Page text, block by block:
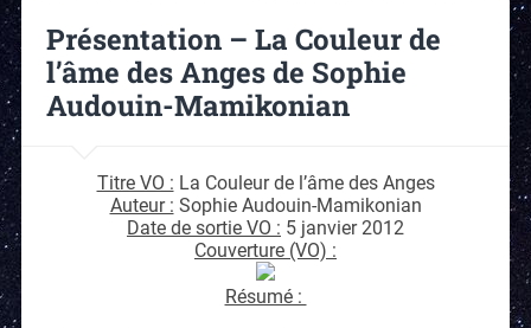
Présentation – La Couleur de
l’âme des Anges de Sophie
Audouin-Mamikonian
Titre VO : La Couleur de l’âme des Anges
Auteur : Sophie Audouin-Mamikonian
Date de sortie VO : 5 janvier 2012
Couverture (VO) :
Résumé :